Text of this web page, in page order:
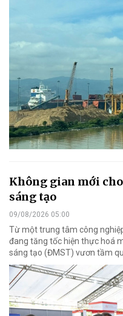
Không gian mới
sáng tạo
09/08/2026 05:00
Từ một trung tâm công
đang tăng tốc hiện thực hoá
sáng tạo (ĐMST) vươn tầm